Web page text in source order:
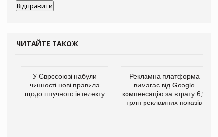
ЧИТАЙТЕ ТАКОЖ
У Євросоюзі набули
чинності нові правила
щодо штучного інтелекту
Рекламна платформа
вимагає від Google
компенсацію за втрату 6,9
трлн рекламних показів